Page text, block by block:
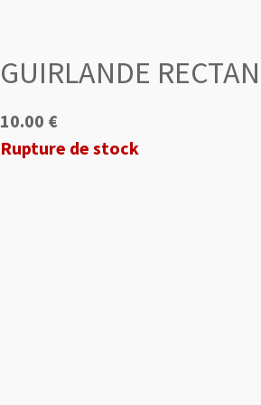
GUIRLANDE
10.00 €
Rupture de stock